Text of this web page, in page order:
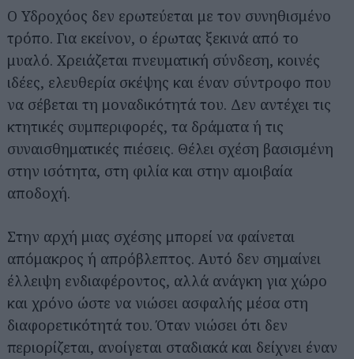
Ο Υδροχόος δεν ερωτεύεται με τον συνηθισμένο
τρόπο. Για εκείνον, ο έρωτας ξεκινά από το
μυαλό. Χρειάζεται πνευματική σύνδεση, κοινές
ιδέες, ελευθερία σκέψης και έναν σύντροφο που
να σέβεται τη μοναδικότητά του. Δεν αντέχει τις
κτητικές συμπεριφορές, τα δράματα ή τις
συναισθηματικές πιέσεις. Θέλει σχέση βασισμένη
στην ισότητα, στη φιλία και στην αμοιβαία
αποδοχή.
Στην αρχή μιας σχέσης μπορεί να φαίνεται
απόμακρος ή απρόβλεπτος. Αυτό δεν σημαίνει
έλλειψη ενδιαφέροντος, αλλά ανάγκη για χώρο
και χρόνο ώστε να νιώσει ασφαλής μέσα στη
διαφορετικότητά του. Όταν νιώσει ότι δεν
περιορίζεται, ανοίγεται σταδιακά και δείχνει έναν